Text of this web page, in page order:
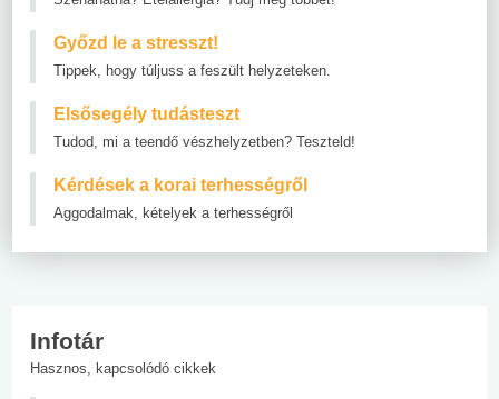
Győzd le a stresszt!
Tippek, hogy túljuss a feszült helyzeteken.
Elsősegély tudásteszt
Tudod, mi a teendő vészhelyzetben? Teszteld!
Kérdések a korai terhességről
Aggodalmak, kételyek a terhességről
Infotár
Hasznos, kapcsolódó cikkek